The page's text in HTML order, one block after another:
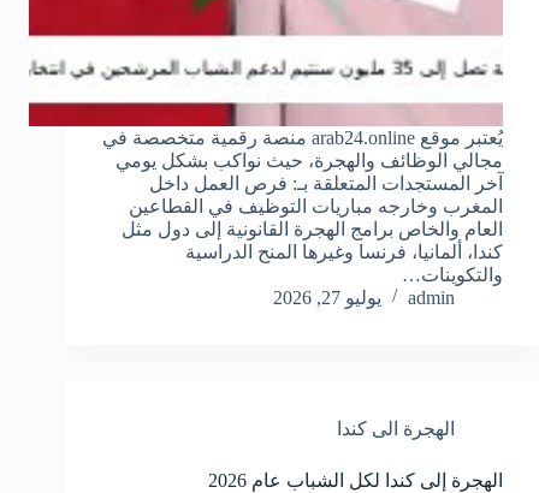
يُعتبر موقع arab24.online منصة رقمية متخصصة في
مجالي الوظائف والهجرة، حيث نواكب بشكل يومي
آخر المستجدات المتعلقة بـ: فرص العمل داخل
المغرب وخارجه مباريات التوظيف في القطاعين
العام والخاص برامج الهجرة القانونية إلى دول مثل
كندا، ألمانيا، فرنسا وغيرها المنح الدراسية
والتكوينات…
admin
يوليو 27, 2026
الهجرة الى كندا
الهجرة إلى كندا لكل الشباب عام 2026